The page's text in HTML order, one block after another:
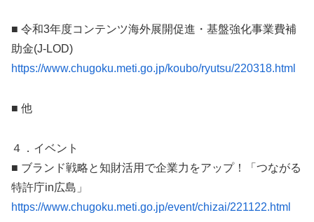
■ 令和3年度コンテンツ海外展開促進・基盤強化事業費補
助金(J-LOD)
https://www.chugoku.meti.go.jp/koubo/ryutsu/220318.html
■ 他
４．イベント
■ ブランド戦略と知財活用で企業力をアップ！「つながる
特許庁in広島」
https://www.chugoku.meti.go.jp/event/chizai/221122.html